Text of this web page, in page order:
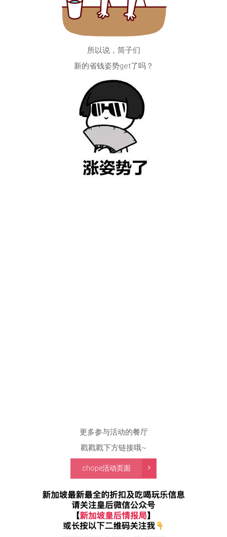
所以说，筒子们
新的省钱姿势get了吗？
更多参与活动的餐厅
戳戳戳下方链接哦~
chope活动页面